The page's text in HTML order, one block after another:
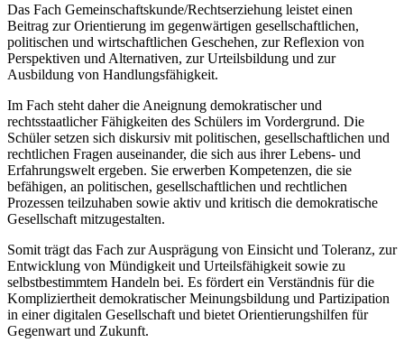
Das Fach Gemeinschaftskunde/Rechtserziehung leistet einen
Beitrag zur Orientierung im gegenwärtigen gesellschaftlichen,
politischen und wirtschaftlichen Geschehen, zur Reflexion von
Perspektiven und Alternativen, zur Urteilsbildung und zur
Ausbildung von Handlungsfähigkeit.
Im Fach steht daher die Aneignung demokratischer und
rechtsstaatlicher Fähigkeiten des Schülers im Vordergrund. Die
Schüler setzen sich diskursiv mit politischen, gesellschaftlichen und
rechtlichen Fragen auseinander, die sich aus ihrer Lebens- und
Erfahrungswelt ergeben. Sie erwerben Kompetenzen, die sie
befähigen, an politischen, gesellschaftlichen und rechtlichen
Prozessen teilzuhaben sowie aktiv und kritisch die demokratische
Gesellschaft mitzugestalten.
Somit trägt das Fach zur Ausprägung von Einsicht und Toleranz, zur
Entwicklung von Mündigkeit und Urteilsfähigkeit sowie zu
selbstbestimmtem Handeln bei. Es fördert ein Verständnis für die
Kompliziertheit demokratischer Meinungsbildung und Partizipation
in einer digitalen Gesellschaft und bietet Orientierungshilfen für
Gegenwart und Zukunft.